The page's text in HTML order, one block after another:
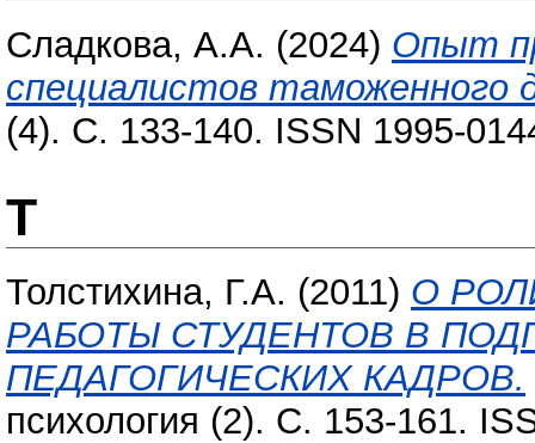
Сладкова, А.А. (2024) Опыт
специалистов таможенного
(4). С. 133-140. ISSN 1995-
Т
Толстихина, Г.А. (2011) О
РАБОТЫ СТУДЕНТОВ В
ПЕДАГОГИЧЕСКИХ КАДРОВ.
психология (2). С. 153-161.